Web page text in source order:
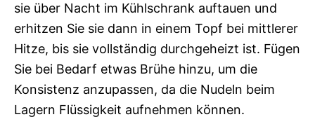
sie über Nacht im Kühlschrank auftauen und
erhitzen Sie sie dann in einem Topf bei mittlerer
Hitze, bis sie vollständig durchgeheizt ist. Fügen
Sie bei Bedarf etwas Brühe hinzu, um die
Konsistenz anzupassen, da die Nudeln beim
Lagern Flüssigkeit aufnehmen können.